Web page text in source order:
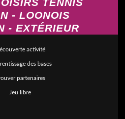
- LOONOIS
- EXTÉRIEUR
activité
des bases
partenaires
Jeu libre